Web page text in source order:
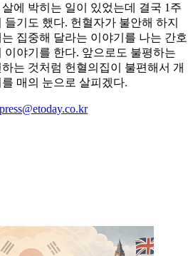
에 박히는 일이 있었는데 결국 1주
기도 했다. 헌혈자가 불안해 하지
집중해 달라는 이야기를 나는 간호
이야기를 한다. 앞으로도 불평하는
는 것처럼 헌혈의집이 불편해서 개
매의 눈으로 살피겠다.